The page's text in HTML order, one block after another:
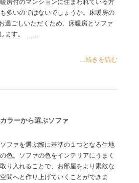
暖房付のマンションに住まわれている方
も多いのではないでしょうか。床暖房の
過ごしいただくため、床暖房とソファ
します。 ……
...続きを読む
カラーから選ぶソファ
ソファを選ぶ際に基準の１つとなる生地
の色。ソファの色をインテリアにうまく
取り入れることで、お部屋をより素敵な
空間へと作り上げていくことができま